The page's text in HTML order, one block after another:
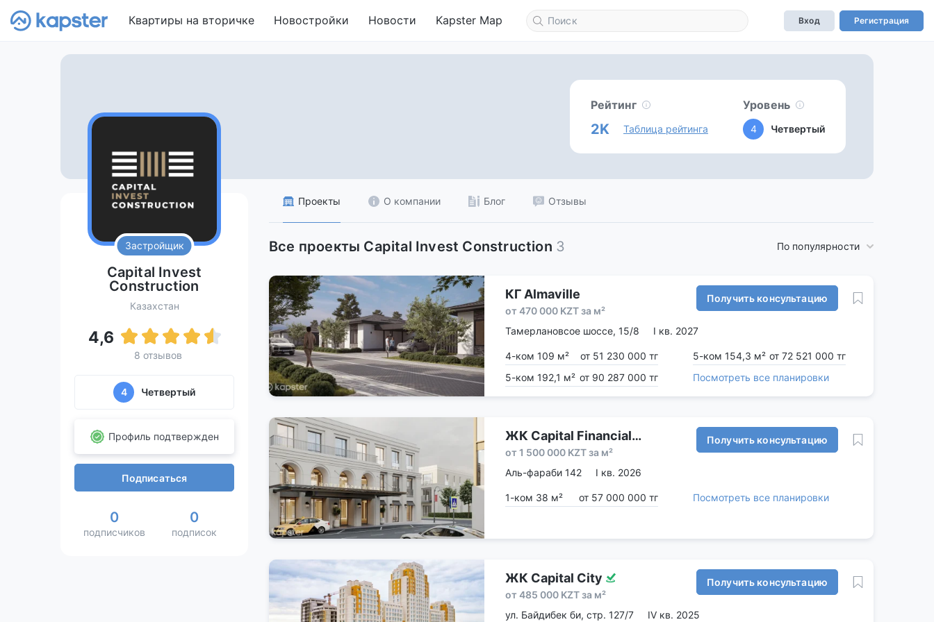
Квартиры на вторичке Новостройки Новости Kapster Map Вход Регистрация
Рейтинг
2K Таблица рейтинга
Уровень
4 Четвертый
Застройщик
Capital Invest
Construction
Казахстан
4,6
8 отзывов
4 Четвертый
Профиль подтвержден
Подписаться
0
подписчиков
0
подписок
Проекты О компании Блог Отзывы
Все проекты Capital Invest Construction 3 По популярности
КГ Almaville
от 470 000 KZT за м²
Получить консультацию
Тамерлановсое шоссе, 15/8 I кв. 2027
4-ком 109 м² от 51 230 000 тг 5-ком 154,3 м² от 72 521 000 тг
5-ком 192,1 м² от 90 287 000 тг Посмотреть все планировки
ЖК Capital Financial
Center
от 1 500 000 KZT за м²
Получить консультацию
Аль-фараби 142 I кв. 2026
1-ком 38 м² от 57 000 000 тг Посмотреть все планировки
ЖК Capital City
от 485 000 KZT за м²
Получить консультацию
ул. Байдибек би, стр. 127/7 IV кв. 2025